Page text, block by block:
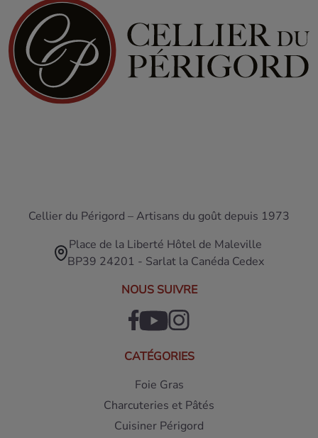
Cellier du Périgord – Artisans du goût depuis 1973
Place de la Liberté Hôtel de Maleville
BP39 24201 - Sarlat la Canéda Cedex
NOUS SUIVRE
CATÉGORIES
Foie Gras
Charcuteries et Pâtés
Cuisiner Périgord